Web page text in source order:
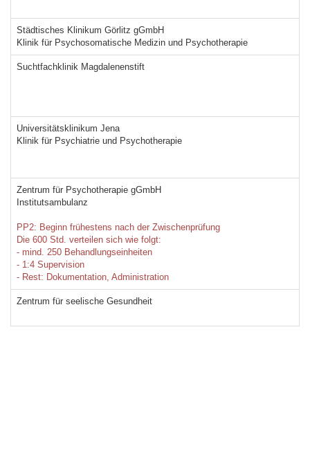
Städtisches Klinikum Görlitz gGmbH
Klinik für Psychosomatische Medizin und Psychotherapie
Suchtfachklinik Magdalenenstift
Universitätsklinikum Jena
Klinik für Psychiatrie und Psychotherapie
Zentrum für Psychotherapie gGmbH
Institutsambulanz
PP2: Beginn frühestens nach der Zwischenprüfung
Die 600 Std. verteilen sich wie folgt:
- mind. 250 Behandlungseinheiten
- 1:4 Supervision
- Rest: Dokumentation, Administration
Zentrum für seelische Gesundheit